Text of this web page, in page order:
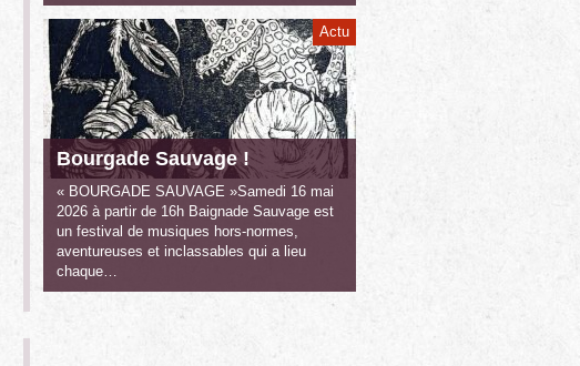
Actu
Bourgade Sauvage !
« BOURGADE SAUVAGE »Samedi 16 mai
2026 à partir de 16h Baignade Sauvage est
un festival de musiques hors-normes,
aventureuses et inclassables qui a lieu
chaque…